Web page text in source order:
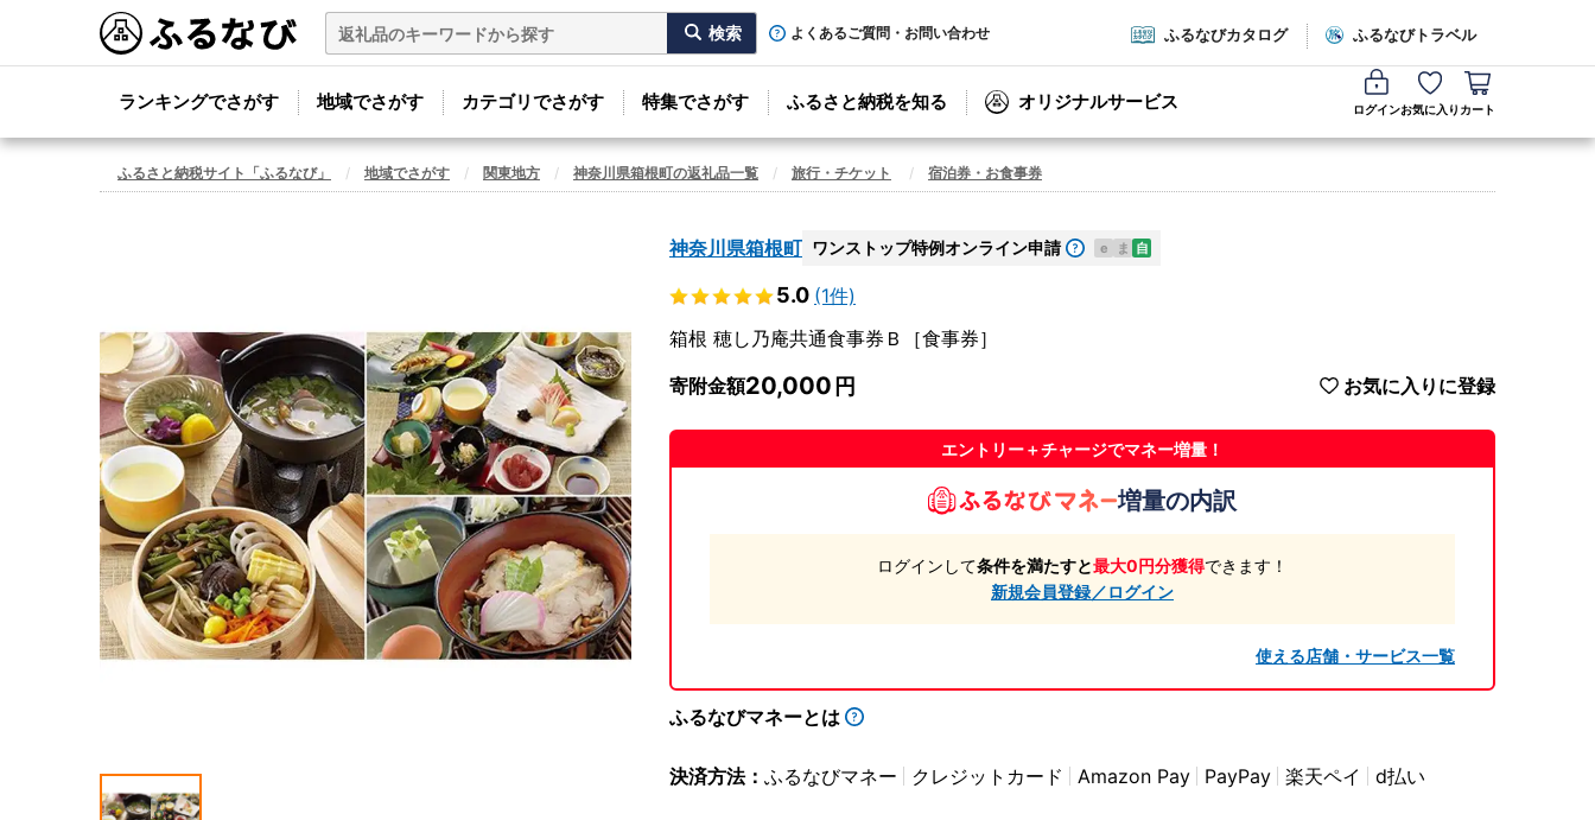
よくあるご質問・お問い合わせ ふるなびカタログ ふるなびトラベル
ランキングでさがす 地域でさがす カテゴリでさがす 特集でさがす ふるさと納税を知る オリジナルサービス ログインお気に入り カート
ふるさと納税サイト「ふるなび」 地域でさがす 関東地方 神奈川県箱根町の返礼品一覧 旅行・チケット 宿泊券・お食事券
神奈川県箱根町 ワンストップ特例オンライン申請 e ま 自
5.0 (1件)
箱根 穂し乃庵共通食事券Ｂ［食事券］
寄附金額20,000 お気に入りに登録
エントリー＋チャージでマネー増量！
増量の内訳
ログインして条件を満たすと最大0円分獲得できます！
新規会員登録／ログイン
使える店舗・サービス一覧
ふるなびマネーとは
決済方法： ふるなびマネー クレジットカード Amazon Pay PayPay 楽天ペイ d払い